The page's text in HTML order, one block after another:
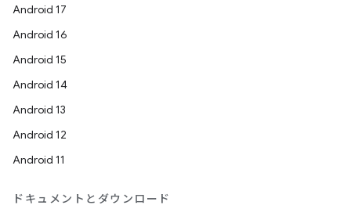
Android 17
Android 16
Android 15
Android 14
Android 13
Android 12
Android 11
ドキュメントとダウンロード